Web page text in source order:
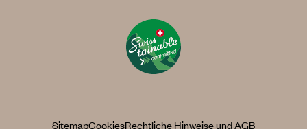
SitemapCookiesRechtliche Hinweise und AGB